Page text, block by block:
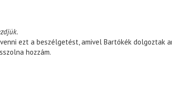
ezt a beszélgetést, amivel Bartókék dolgoztak
hozzám.